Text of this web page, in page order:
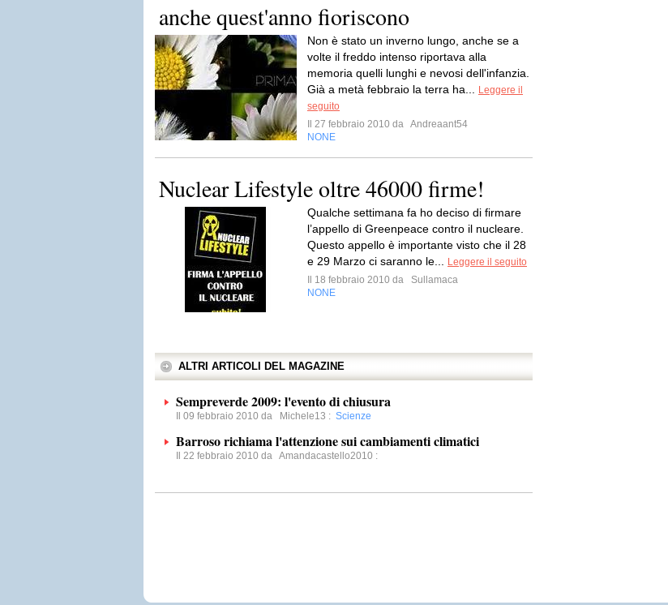
anche quest'anno fioriscono
Non è stato un inverno lungo, anche se a
volte il freddo intenso riportava alla
memoria quelli lunghi e nevosi dell'infanzia.
Già a metà febbraio la terra ha...
Leggere il
seguito
Il 27 febbraio 2010 da Andreaant54
NONE
Nuclear Lifestyle oltre 46000 firme!
Qualche settimana fa ho deciso di firmare
l’appello di Greenpeace contro il nucleare.
Questo appello è importante visto che il 28
e 29 Marzo ci saranno le...
Leggere il seguito
Il 18 febbraio 2010 da
Sullamaca
NONE
ALTRI ARTICOLI DEL MAGAZINE
Sempreverde 2009: l'evento di chiusura
Il 09 febbraio 2010 da Michele13 : Scienze
Barroso richiama l'attenzione sui cambiamenti climatici
Il 22 febbraio 2010 da Amandacastello2010 :